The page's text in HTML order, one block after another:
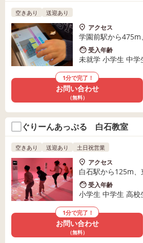
空きあり 送迎あり
アクセス
学園前駅から
受入年齢
未就学 小学生 中学
1分で完了！
お問い合わせ
（無料）
ぐりーんあっぷる 白石教室
空きあり 送迎あり 土日祝営業
アクセス
白石駅から125m
受入年齢
小学生 中学生 高校
1分で完了！
お問い合わせ
（無料）